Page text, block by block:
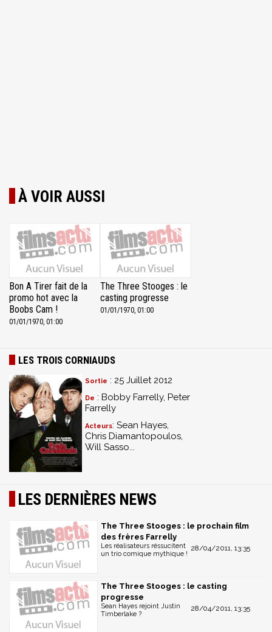
À VOIR AUSSI
Bon A Tirer fait de la
promo hot avec la
Boobs Cam !
01/01/1970, 01:00
The Three Stooges : le
casting progresse
01/01/1970, 01:00
LES TROIS CORNIAUDS
Sortie : 25 Juillet 2012
De : Bobby Farrelly, Peter
Farrelly
Acteurs: Sean Hayes,
Chris Diamantopoulos,
Will Sasso...
LES DERNIÈRES NEWS
The Three Stooges : le prochain film
des frères Farrelly
28/04/2011, 13:35
Les réalisateurs réssucitent
un trio comique mythique !
The Three Stooges : le casting
progresse
28/04/2011, 13:35
Sean Hayes rejoint Justin
Timberlake ?